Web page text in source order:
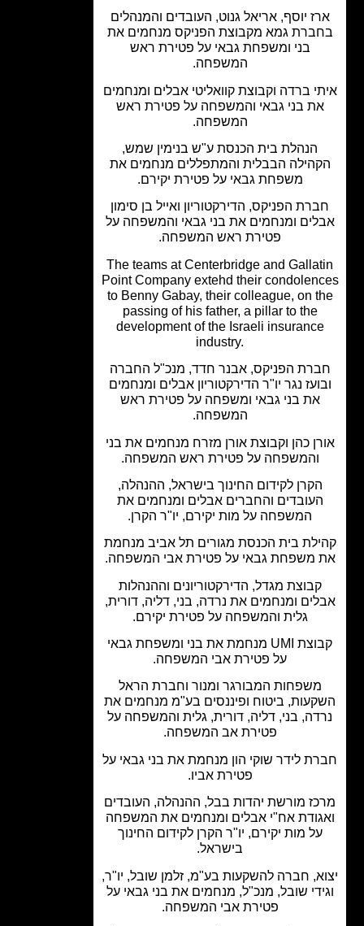
יוסף, אריאל גנוט, העובדים והמנהלים
גמא מקבוצת הפניקס מנחמים את
בני ומשפחת גבאי על פטירת ראש
המשפחה.
ברדה וקבוצת קוואליטי אבלים ומנחמים
בני גבאי והמשפחה על פטירת ראש
המשפחה.
הנהלת בית הכנסת ע"ש בנימין שמש,
הבבלית והמתפללים מנחמים את
משפחת גבאי על פטירת יקירם.
הפניקס, הדירקטוריון ואייל בן סימון
ומנחמים את בני גבאי והמשפחה על
פטירת ראש המשפחה.
The teams at Centerbridge and
Point Company extehd their
to Benny Gabay, their colleague, on
passing of his father, a pillar to the
development of the Israeli
industry.
הפניקס, אבנר חדד, מנכ"ל החברה
נגר יו"ר הדירקטוריון אבלים ומנחמים
את בני גבאי ומשפחה על פטירת ראש
המשפחה.
כהן וקבוצת אורן מזרח מנחמים את בני
והמשפחה על פטירת ראש המשפחה.
הקרן לקידום החינוך בישראל, ההנהלה,
והחברים אבלים ומנחמים את
המשפחה על מות יקירם, יו"ר הקרן.
בית הכנסת מגורים תל אביב מנחמת
משפחת גבאי על פטירת אבי המשפחה.
קבוצת מגדל, הדירקטוריונים וההנהלות
ומנחמים את נרדה, בני, דליה, דורית,
גלית והמשפחה על פטירת יקירם.
קבוצת UMI מנחמת את בני ומשפחת גבאי
על פטירת אבי המשפחה.
משפחות המבורגר ומנור וחברת הראל
ביטוח ופיננסים בע"מ מנחמים את
בני, דליה, דורית, גלית והמשפחה על
פטירת אב המשפחה.
לידר שוקי הון מנחמת את בני גבאי על
פטירת אביו.
מורשת יהדות בבל, ההנהלה, העובדים
אח"י אבלים ומנחמים את המשפחה
על מות יקירם, יו"ר הקרן לקידום החינוך
בישראל.
חברה להשקעות בע"מ, זלמן שובל, יו"ר,
שובל, מנכ"ל, מנחמים את בני גבאי על
פטירת אבי המשפחה.